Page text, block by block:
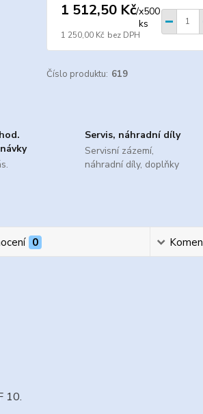
1 512,50 Kč/x500
ks
1 250,00 Kč bez DPH
Číslo produktu: 619
Servis, náhradní díly
Servisní zázemí,
náhradní díly, doplňky
0
10.